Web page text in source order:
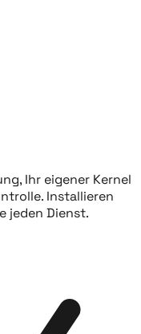
Ihr eigener Kernel
Installieren
jeden Dienst.